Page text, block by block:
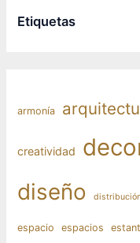
Etiquetas
armonía
creatividad
diseño
espacio espacios